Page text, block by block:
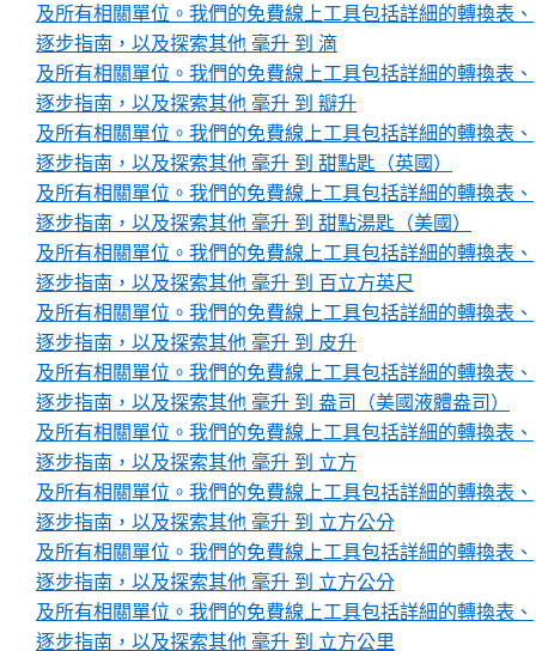
及所有相關單位。我們的免費線上工具包括詳細的轉換表、
逐步指南，以及探索其他 毫升 到 滴
及所有相關單位。我們的免費線上工具包括詳細的轉換表、
逐步指南，以及探索其他 毫升 到 瓣升
及所有相關單位。我們的免費線上工具包括詳細的轉換表、
逐步指南，以及探索其他 毫升 到 甜點匙（英國）
及所有相關單位。我們的免費線上工具包括詳細的轉換表、
逐步指南，以及探索其他 毫升 到 甜點湯匙（美國）
及所有相關單位。我們的免費線上工具包括詳細的轉換表、
逐步指南，以及探索其他 毫升 到 百立方英尺
及所有相關單位。我們的免費線上工具包括詳細的轉換表、
逐步指南，以及探索其他 毫升 到 皮升
及所有相關單位。我們的免費線上工具包括詳細的轉換表、
逐步指南，以及探索其他 毫升 到 盎司（美國液體盎司）
及所有相關單位。我們的免費線上工具包括詳細的轉換表、
逐步指南，以及探索其他 毫升 到 立方
及所有相關單位。我們的免費線上工具包括詳細的轉換表、
逐步指南，以及探索其他 毫升 到 立方公分
及所有相關單位。我們的免費線上工具包括詳細的轉換表、
逐步指南，以及探索其他 毫升 到 立方公分
及所有相關單位。我們的免費線上工具包括詳細的轉換表、
逐步指南，以及探索其他 毫升 到 立方公里